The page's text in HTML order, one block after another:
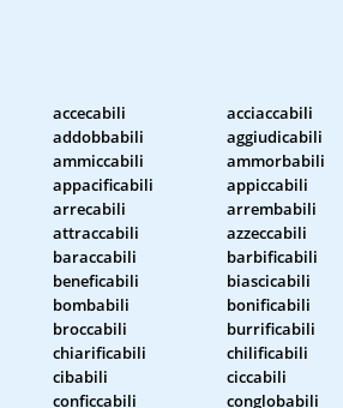
accecabili
acciaccabili
addobbabili
aggiudicabili
ammiccabili
ammorbabili
appacificabili
appiccabili
arrecabili
arrembabili
attraccabili
azzeccabili
baraccabili
barbificabili
beneficabili
biascicabili
bombabili
bonificabili
broccabili
burrificabili
chiarificabili
chilificabili
cibabili
ciccabili
conficcabili
conglobabili